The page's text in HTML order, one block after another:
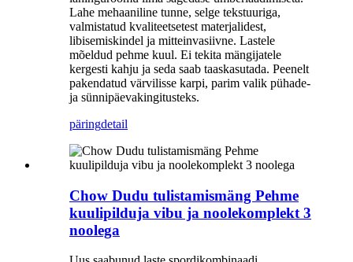
Lahe mehaaniline tunne, selge tekstuuriga,
valmistatud kvaliteetsetest materjalidest,
libisemiskindel ja mitteinvasiivne. Lastele
mõeldud pehme kuul. Ei tekita mängijatele
kergesti kahju ja seda saab taaskasutada. Peenelt
pakendatud värvilisse karpi, parim valik pühade-
ja sünnipäevakingitusteks.
päringdetail
Chow Dudu tulistamismäng Pehme
kuulipilduja vibu ja noolekomplekt 3
noolega